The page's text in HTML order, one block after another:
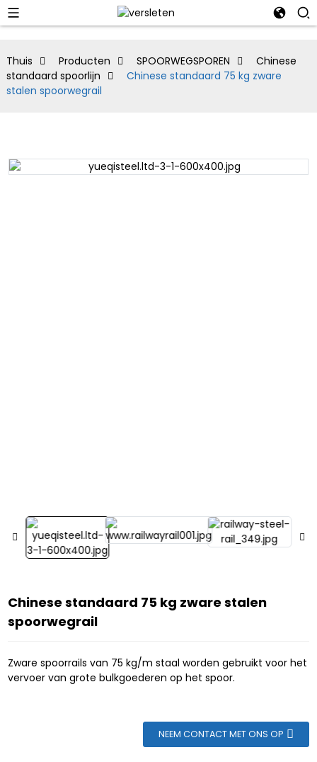
Thuis Producten SPOORWEGSPOREN
Chinese
standaard spoorlijn
Chinese standaard 75 kg zware
stalen spoorwegrail
Chinese standaard 75 kg zware stalen
spoorwegrail
Zware spoorrails van 75 kg/m staal worden gebruikt voor het
vervoer van grote bulkgoederen op het spoor.
NEEM CONTACT MET ONS OP